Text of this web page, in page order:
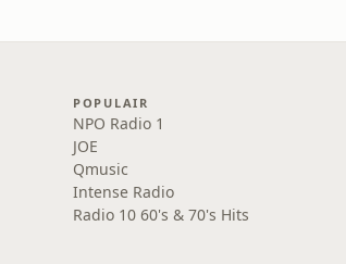
POPULAIR
NPO Radio 1
JOE
Qmusic
Intense Radio
Radio 10 60's & 70's Hits